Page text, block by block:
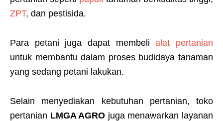
ZPT, dan pestisida.
Para petani juga dapat membelialat pertanian
untuk membantu dalam proses budidaya tanaman
yang sedang petani lakukan.
Selain menyediakan kebutuhan pertanian, toko
pertanian LMGA AGRO juga menawarkan layanan